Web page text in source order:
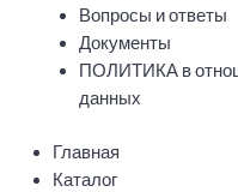
Вопросы и ответы
Документы
ПОЛИТИКА в
данных
Главная
Каталог